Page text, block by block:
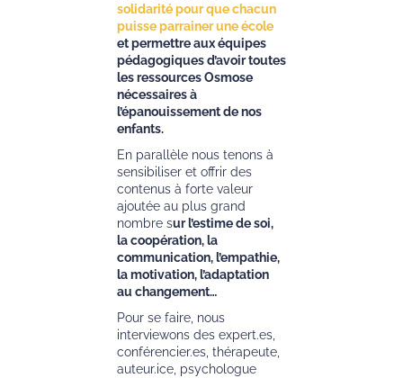
solidarité pour que chacun
puisse parrainer une école
et permettre aux équipes
pédagogiques d’avoir toutes
les ressources Osmose
nécessaires à
l’épanouissement de nos
enfants.
En parallèle nous tenons à
sensibiliser et offrir des
contenus à forte valeur
ajoutée au plus grand
nombre sur l’estime de soi,
la coopération, la
communication, l’empathie,
la motivation, l’adaptation
au changement…
Pour se faire, nous
interviewons des expert.es,
conférencier.es, thérapeute,
auteur.ice, psychologue